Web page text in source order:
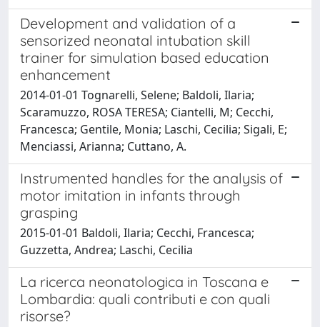
Development and validation of a
sensorized neonatal intubation skill
trainer for simulation based education
enhancement
2014-01-01 Tognarelli, Selene; Baldoli, Ilaria;
Scaramuzzo, ROSA TERESA; Ciantelli, M; Cecchi,
Francesca; Gentile, Monia; Laschi, Cecilia; Sigali, E;
Menciassi, Arianna; Cuttano, A.
Instrumented handles for the analysis of
motor imitation in infants through
grasping
2015-01-01 Baldoli, Ilaria; Cecchi, Francesca;
Guzzetta, Andrea; Laschi, Cecilia
La ricerca neonatologica in Toscana e
Lombardia: quali contributi e con quali
risorse?